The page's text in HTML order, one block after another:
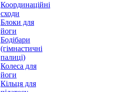
Координаційні
сходи
Блоки для
йоги
Бодібари
(гімнастичні
палиці)
Колеса для
йоги
Кільця для